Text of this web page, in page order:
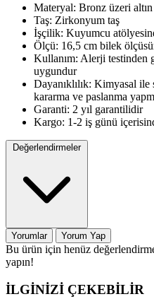
Materyal: Bronz üzeri
Taş: Zirkonyum taş
İşçilik: Kuyumcu
Ölçü: 16,5 cm bilek
Kullanım: Alerji testinden
uygundur
Dayanıklılık: Kimyasal ile
kararma ve paslanma
Garanti: 2 yıl garantilidir
Kargo: 1-2 iş günü
Değerlendirmeler
Yorumlar Yorum Yap
Bu ürün için henüz
yapın!
İLGİNİZİ ÇEKEBİLİR